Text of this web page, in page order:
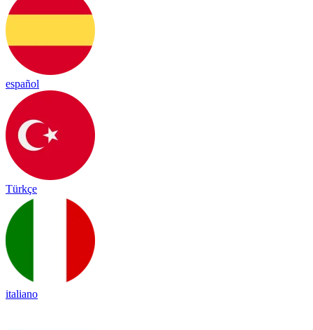
español
Türkçe
italiano